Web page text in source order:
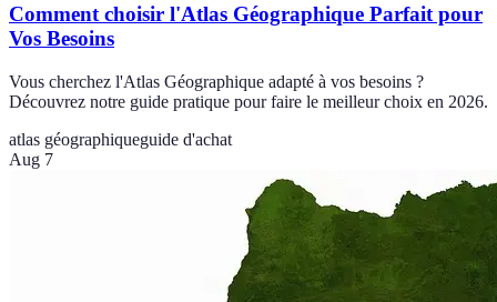
Comment choisir l'Atlas Géographique Parfait pour
Vos Besoins
Vous cherchez l'Atlas Géographique adapté à vos besoins ?
Découvrez notre guide pratique pour faire le meilleur choix en 2026.
atlas géographiqueguide d'achat
Aug 7